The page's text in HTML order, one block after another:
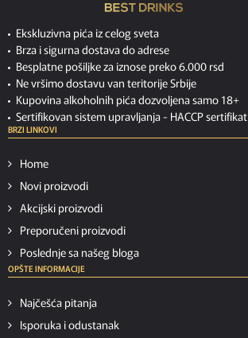
Ekskluzivna pića iz celog sveta
Brza i sigurna dostava do adrese
Besplatne pošiljke za iznose preko 6.000 rsd
Ne vršimo dostavu van teritorije Srbije
Kupovina alkoholnih pića dozvoljena samo 18+
Sertifikovan sistem upravljanja - HACCP sertifikat
BRZI LINKOVI
Home
Novi proizvodi
Akcijski proizvodi
Preporučeni proizvodi
Poslednje sa našeg bloga
OPŠTE INFORMACIJE
Najčešća pitanja
Isporuka i odustanak